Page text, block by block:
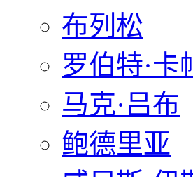
布列松
罗伯特·卡
马克·吕布
鲍德里亚